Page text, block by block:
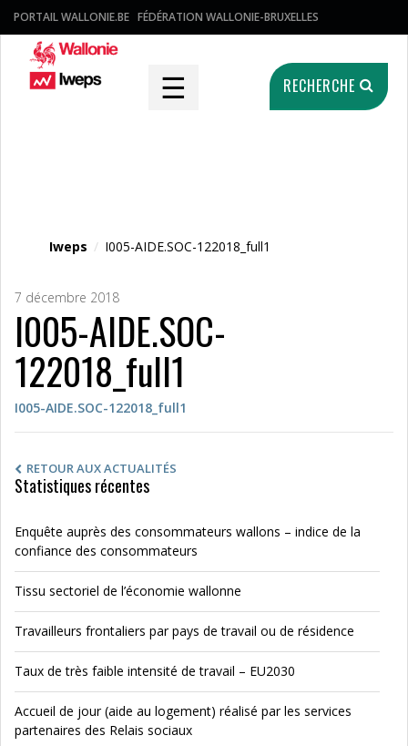
PORTAIL WALLONIE.BE FÉDÉRATION WALLONIE-BRUXELLES
☰ RECHERCHE
Iweps / I005-AIDE.SOC-122018_full1
7 décembre 2018
I005-AIDE.SOC-
122018_full1
I005-AIDE.SOC-122018_full1
RETOUR AUX ACTUALITÉS
Statistiques récentes
Enquête auprès des consommateurs wallons – indice de la
confiance des consommateurs
Tissu sectoriel de l’économie wallonne
Travailleurs frontaliers par pays de travail ou de résidence
Taux de très faible intensité de travail – EU2030
Accueil de jour (aide au logement) réalisé par les services
partenaires des Relais sociaux